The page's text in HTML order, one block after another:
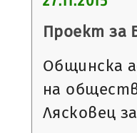
Проект за
Общинска
на
Лясковец